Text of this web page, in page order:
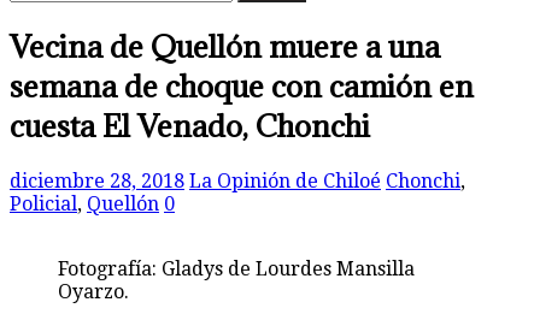
Vecina de Quellón muere a una
semana de choque con camión en
cuesta El Venado, Chonchi
diciembre 28, 2018 La Opinión de Chiloé Chonchi,
Policial, Quellón 0
Fotografía: Gladys de Lourdes Mansilla
Oyarzo.